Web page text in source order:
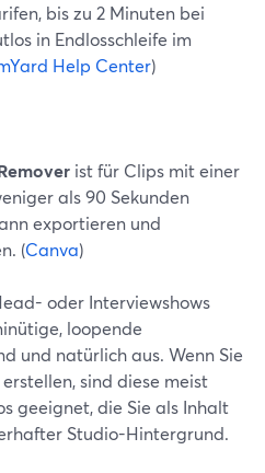
bis zu 2 Minuten bei
in Endlosschleife im
Help Center)
ist für Clips mit einer
als 90 Sekunden
exportieren und
(Canva)
oder Interviewshows
loopende
und natürlich aus. Wenn Sie
sind diese meist
geeignet, die Sie als Inhalt
Studio-Hintergrund.